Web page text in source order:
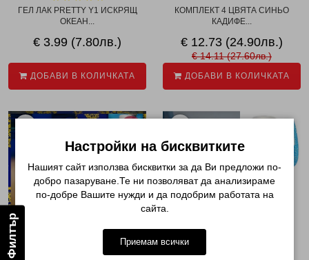
Филтър
ГЕЛ ЛАК PRETTY Y1 ИСКРЯЩ
ОКЕАН...
€ 3.99 (7.80лв.)
ДОБАВИ В КОЛИЧКАТА
КОМПЛЕКТ 4 ЦВЯТА СИНЬО
КАДИФЕ...
€ 12.73 (24.90лв.)
€ 14.11 (27.60лв.)
ДОБАВИ В КОЛИЧКАТА
Настройки на бисквитките
Нашият сайт използва бисквитки за да Ви предложи по-
добро пазаруване.Те ни позволяват да анализираме
по-добре Вашите нужди и да подобрим работата на
сайта.
Приемам всички